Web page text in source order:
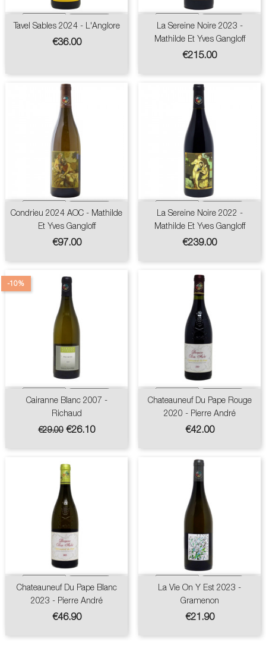
Tavel Sables 2024 - L'Anglore
Price
€36.00
La Sereine Noire 2023 -
Mathilde Et Yves Gangloff
Price
€215.00
Condrieu 2024 AOC - Mathilde
Et Yves Gangloff
Price
€97.00
La Sereine Noire 2022 -
Mathilde Et Yves Gangloff
Price
€239.00
Cairanne Blanc 2007 -
Richaud
Regular
€29.00
-10%
Price
€26.10
Chateauneuf Du Pape Rouge
2020 - Pierre André
Price
€42.00
Chateauneuf Du Pape Blanc
2023 - Pierre André
Price
€46.90
La Vie On Y Est 2023 -
Gramenon
Price
€21.90